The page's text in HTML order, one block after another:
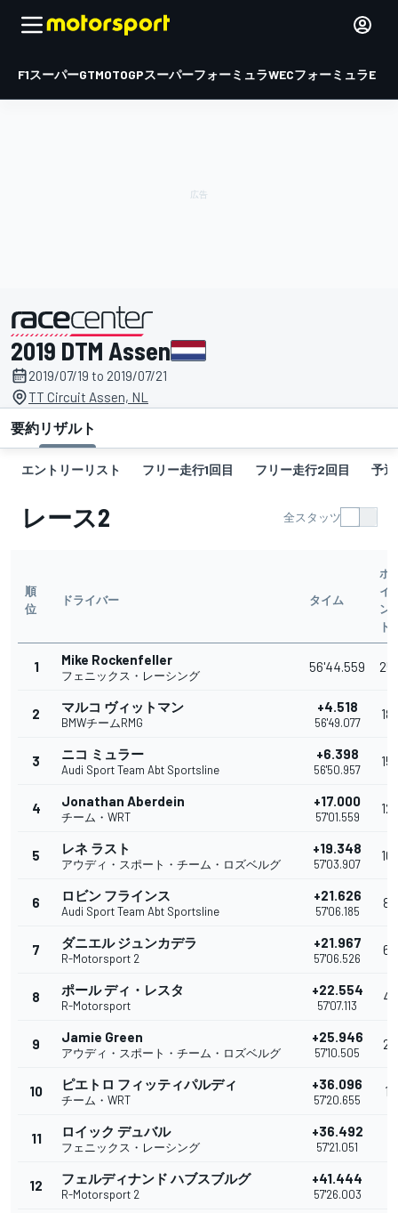
F1スーパーGTMOTOGPスーパーフォーミュラWECフォーミュラE
主催
2019 DTM Assen
2019/07/19 to 2019/07/21
TT Circuit Assen, NL
要約リザルト
エントリーリスト フリー走行1回目 フリー走行2回目 予選
レース2 全スタッツ
順
位
ドライバー タイム
ポ
イ
ン
ト
1 Mike Rockenfeller
フェニックス・レーシング
56'44.559 25
2 マルコ ヴィットマン
BMWチームRMG
+4.518
56'49.077
18
3 ニコ ミュラー
Audi Sport Team Abt Sportsline
+6.398
56'50.957
15
4 Jonathan Aberdein
チーム・WRT
+17.000
57'01.559
12
5 レネ ラスト
アウディ・スポート・チーム・ロズベルグ
+19.348
57'03.907
10
6 ロビン フラインス
Audi Sport Team Abt Sportsline
+21.626
57'06.185
8
7 ダニエル ジュンカデラ
R-Motorsport 2
+21.967
57'06.526
6
8 ポール ディ・レスタ
R-Motorsport
+22.554
57'07.113
4
9 Jamie Green
アウディ・スポート・チーム・ロズベルグ
+25.946
57'10.505
2
10 ピエトロ フィッティパルディ
チーム・WRT
+36.096
57'20.655
1
11 ロイック デュバル
フェニックス・レーシング
+36.492
57'21.051
12 フェルディナンド ハブスブルグ
R-Motorsport 2
+41.444
57'26.003